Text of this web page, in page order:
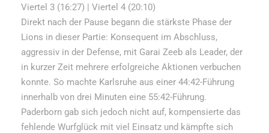
Viertel 3 (16:27) | Viertel 4 (20:10)
Direkt nach der Pause begann die stärkste Phase der
Lions in dieser Partie: Konsequent im Abschluss,
aggressiv in der Defense, mit Garai Zeeb als Leader, der
in kurzer Zeit mehrere erfolgreiche Aktionen verbuchen
konnte. So machte Karlsruhe aus einer 44:42-Führung
innerhalb von drei Minuten eine 55:42-Führung.
Paderborn gab sich jedoch nicht auf, kompensierte das
fehlende Wurfglück mit viel Einsatz und kämpfte sich